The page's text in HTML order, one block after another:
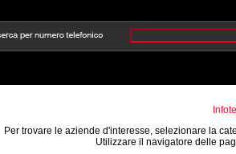
Per trovare le aziende d'interesse, selezionare la
Utilizzare il navigatore delle